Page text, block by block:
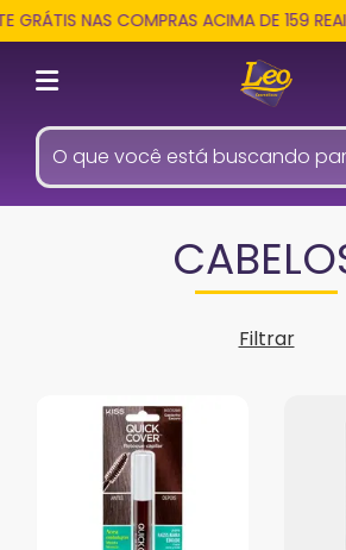
NAS COMPRAS ACIMA DE 159 REAIS
Filtrar